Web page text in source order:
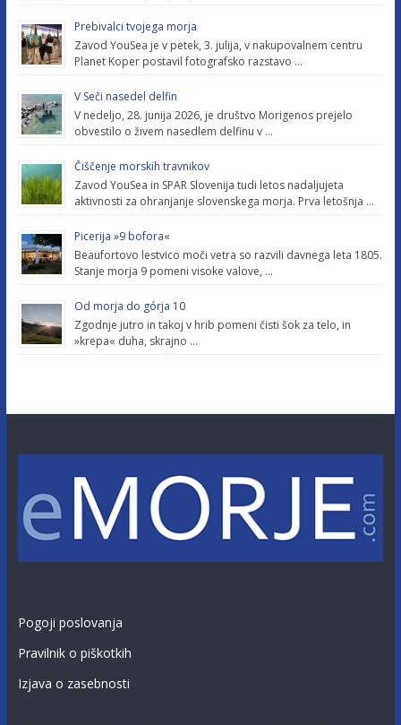
Prebivalci tvojega morja
Zavod YouSea je v petek, 3. julija, v nakupovalnem centru
Planet Koper postavil fotografsko razstavo …
V Seči nasedel delfin
V nedeljo, 28. junija 2026, je društvo Morigenos prejelo
obvestilo o živem nasedlem delfinu v …
Čiščenje morskih travnikov
Zavod YouSea in SPAR Slovenija tudi letos nadaljujeta
aktivnosti za ohranjanje slovenskega morja. Prva letošnja …
Picerija »9 bofora«
Beaufortovo lestvico moči vetra so razvili davnega leta 1805.
Stanje morja 9 pomeni visoke valove, …
Od morja do górja 10
Zgodnje jutro in takoj v hrib pomeni čisti šok za telo, in
»krepa« duha, skrajno …
Pogoji poslovanja
Pravilnik o piškotkih
Izjava o zasebnosti